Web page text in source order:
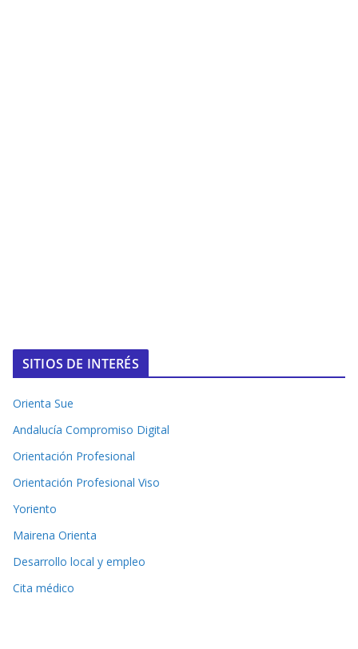
SITIOS DE INTERÉS
Orienta Sue
Andalucía Compromiso Digital
Orientación Profesional
Orientación Profesional Viso
Yoriento
Mairena Orienta
Desarrollo local y empleo
Cita médico